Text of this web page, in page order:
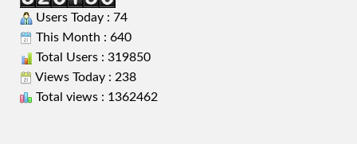
Users Today : 74
This Month : 640
Total Users : 319850
Views Today : 238
Total views : 1362462